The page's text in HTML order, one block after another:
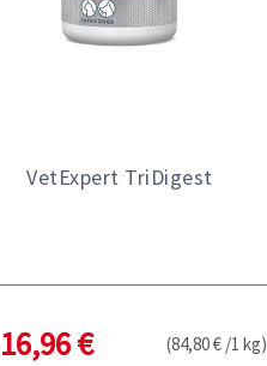
VetExpert TriDigest
16,96 € (84,80 € /1 kg)